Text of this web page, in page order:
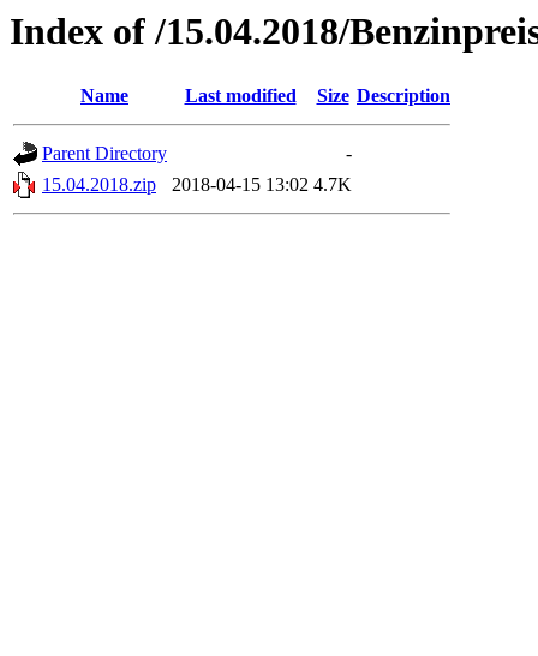
Index of /15.04.2018/
Name Last modified Size Description
Parent Directory
-
15.04.2018.zip
2018-04-15 13:02 4.7K